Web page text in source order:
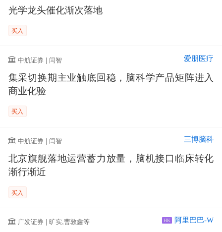
光学龙头催化渐次落地
买入
中航证券 | 闫智 爱朋医疗
集采切换期主业触底回稳，脑科学产品矩阵进入
商业化验
买入
中航证券 | 闫智 三博脑科
北京旗舰落地运营蓄力放量，脑机接口临床转化
渐行渐近
买入
广发证券 | 旷实,曹敦鑫等 HK 阿里巴巴-W